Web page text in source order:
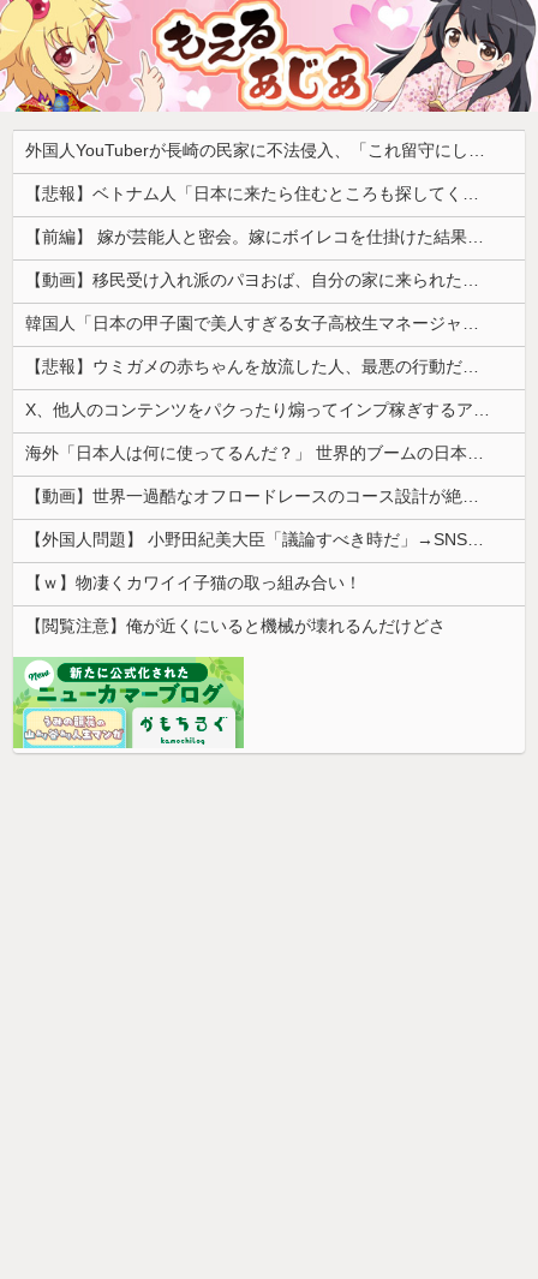
外国人YouTuberが長崎の民家に不法侵入、「これ留守にしてるだけじゃないの？」と激怒する人が続出中
【悲報】ベトナム人「日本に来たら住むところも探してくれてお金も出ると言われた！日本人は働く人を探しているから人が多いほうが助かると言われた！」ｗｗｗｗｗｗｗｗ
【前編】 嫁が芸能人と密会。嫁にボイレコを仕掛けた結果まさかの
【動画】移民受け入れ派のパヨおば、自分の家に来られたら全力で拒否るｗｗｗｗｗｗｗｗｗｗ
韓国人「日本の甲子園で美人すぎる女子高校生マネージャーが見つかり話題に！」→「青春のワンシーンみたい‥」
【悲報】ウミガメの赤ちゃんを放流した人、最悪の行動だと叩かれるｗｗｗｗ
X、他人のコンテンツをパクったり煽ってインプ稼ぎするアカウントの収益化停止。今後はオリジナル重視
海外「日本人は何に使ってるんだ？」 世界的ブームの日本の食品、買ってみたものの使い道が分からない外国人が続出
【動画】世界一過酷なオフロードレースのコース設計が絶対におかしい（笑）
【外国人問題】 小野田紀美大臣「議論すべき時だ」→SNS「まだ議論もしてなかったんだ...」→小野田大臣「これが進歩状況です」めちゃくちゃ仕事して...
【ｗ】物凄くカワイイ子猫の取っ組み合い！
【閲覧注意】俺が近くにいると機械が壊れるんだけどさ